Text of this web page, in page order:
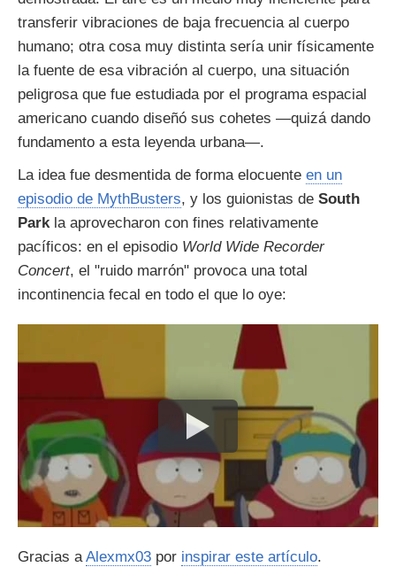
transferir vibraciones de baja frecuencia al cuerpo
humano; otra cosa muy distinta sería unir físicamente
la fuente de esa vibración al cuerpo, una situación
peligrosa que fue estudiada por el programa espacial
americano cuando diseñó sus cohetes —quizá dando
fundamento a esta leyenda urbana—.
La idea fue desmentida de forma elocuente en un
episodio de MythBusters, y los guionistas de South
Parkla aprovecharon con fines relativamente
pacíficos: en el episodio World Wide Recorder
Concert, el "ruido marrón" provoca una total
incontinencia fecal en todo el que lo oye:
Gracias aAlexmx03 por inspirar este artículo.